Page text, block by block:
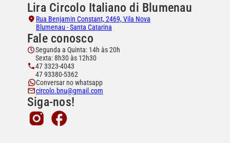
Lira Circolo Italiano di Blumenau
Rua Benjamin Constant, 2469, Vila Nova
Blumenau - Santa Catarina
Fale conosco
Segunda a Quinta: 14h às 20h
Sexta: 8h30 às 12h30
47 3323-4043
47 93380-5362
Conversar no whatsapp
circolo.bnu@gmail.com
Siga-nos!